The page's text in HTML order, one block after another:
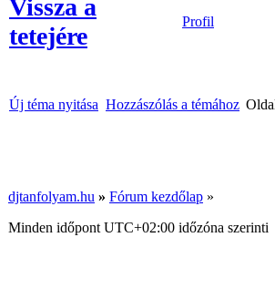
Vissza a
tetejére
Profil
Új téma nyitása Hozzászólás a témához
djtanfolyam.hu » Fórum kezdőlap »
Minden időpont UTC+02:00 időzóna szerinti